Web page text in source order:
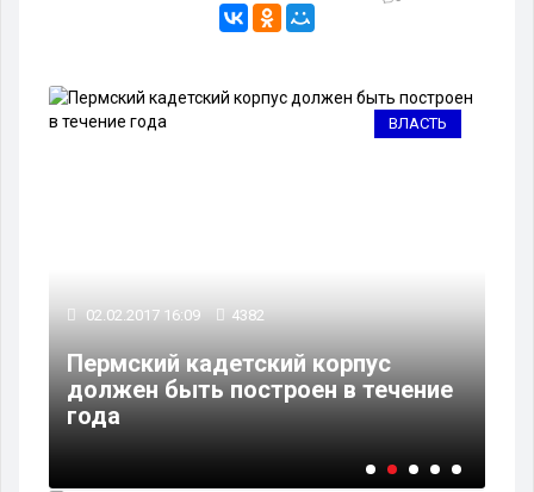
ВЛАСТЬ
02.02.2017 16:09 4382
Пермский кадетский корпус
должен быть построен в течение
года